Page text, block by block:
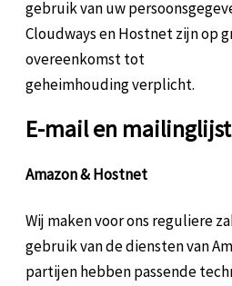
gebruik van uw
Cloudways en Hostnet zijn op
overeenkomst tot
geheimhouding verplicht.
E-mail en
Amazon & Hostnet
Wij maken voor ons reguliere
gebruik van de diensten van
partijen hebben passende